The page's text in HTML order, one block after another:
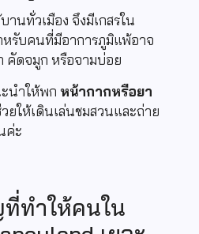
านทั่วเมือง จึงมีเกสรใน
รับคนที่มีอาการภูมิแพ้อาจ
คัดจมูก หรือจามบ่อย
นำให้พก หน้ากากหรือยา
ยให้เดินเล่นชมสวนและถ่าย
ค่ะ
ทำให้คนใน